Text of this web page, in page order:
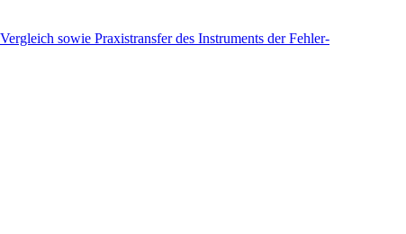
sowie Praxistransfer des Instruments der Fehler-